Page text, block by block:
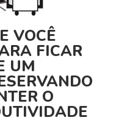
VOCÊ
FICAR
UM
O